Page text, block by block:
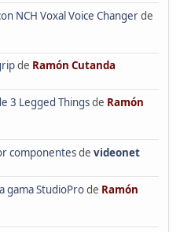
NCH Voxal Voice Changerde
de Ramón Cutanda
3 Legged Thingsde Ramón
componentesde videonet
gama StudioProde Ramón